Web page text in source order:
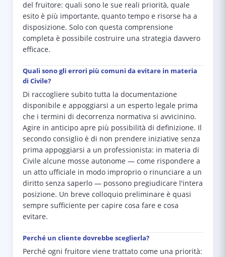
del fruitore: quali sono le sue reali priorità, quale
esito è più importante, quanto tempo e risorse ha a
disposizione. Solo con questa comprensione
completa è possibile costruire una strategia davvero
efficace.
Quali sono gli errori più comuni da evitare in materia
di Civile?
Di raccogliere subito tutta la documentazione
disponibile e appoggiarsi a un esperto legale prima
che i termini di decorrenza normativa si avvicinino.
Agire in anticipo apre più possibilità di definizione. Il
secondo consiglio è di non prendere iniziative senza
prima appoggiarsi a un professionista: in materia di
Civile alcune mosse autonome — come rispondere a
un atto ufficiale in modo improprio o rinunciare a un
diritto senza saperlo — possono pregiudicare l'intera
posizione. Un breve colloquio preliminare è quasi
sempre sufficiente per capire cosa fare e cosa
evitare.
Perché un cliente dovrebbe sceglierla?
Perché ogni fruitore viene trattato come una priorità: